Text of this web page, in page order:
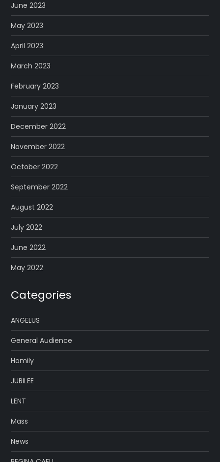
June 2023
May 2023
April 2023
March 2023
February 2023
January 2023
December 2022
November 2022
October 2022
September 2022
August 2022
July 2022
June 2022
May 2022
Categories
ANGELUS
General Audience
Homily
JUBILEE
LENT
Mass
News